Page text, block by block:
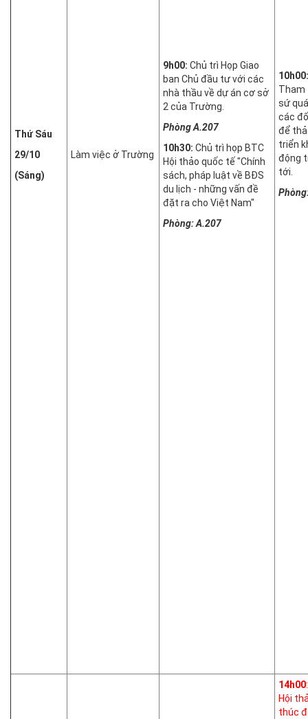
Thứ Sáu
29/10
(Sáng)
Làm việc ở Trường
9h00: Chủ trì Họp Giao
ban Chủ đầu tư với các
nhà thầu về dự án cơ sở
2 của Trường.
Phòng A.207
10h30: Chủ trì họp BTC
Hội thảo quốc tế "Chính
sách, pháp luật về BĐS
du lịch - những vấn đề
đặt ra cho Việt Nam"
Phòng: A.207
10h00:
Tham
sứ
các
để
triển
động
tới.
14h00
Hội
thúc